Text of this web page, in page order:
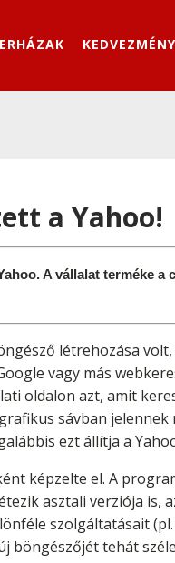
a Yahoo!
A vállalat terméke
létrehozása
vagy más
oldalon azt, amit
sávban
ezt állítja a
képzelte el. A
asztali verziója
szolgáltatásait
böngészőjét tehát